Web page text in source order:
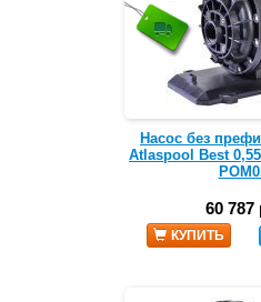
Насос без
Atlaspool Best
60 787
КУПИТЬ